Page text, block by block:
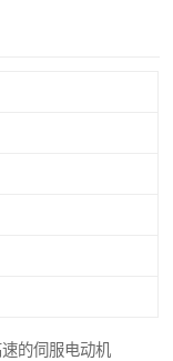
的伺服电动机